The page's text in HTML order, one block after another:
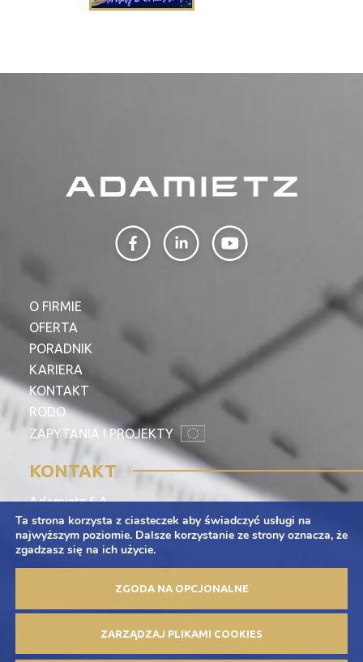
O FIRMIE
OFERTA
PORADNIK
KARIERA
KONTAKT
RODO
ZAPYTANIA I PROJEKTY
KONTAKT
Adamietz S.A.
ul. Braci Prankel 1
47-100 Strzelce Opolskie
+48 77 463 00 65
Ta strona korzysta z ciasteczek aby świadczyć usługi na
najwyższym poziomie. Dalsze korzystanie ze strony oznacza, że
zgadzasz się na ich użycie.
ZGODA NA OPCJONALNE
ZARZĄDZAJ PLIKAMI COOKIES